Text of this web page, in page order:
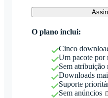
O plano inclui:
Cinco
Um pacote por
Sem atribuição
Downloads
Suporte
Sem anúncios